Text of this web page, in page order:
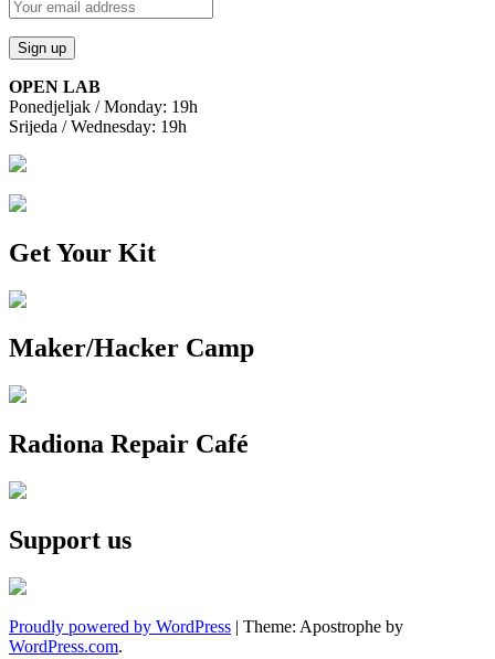
OPEN LAB
Ponedjeljak / Monday: 19h
Srijeda / Wednesday: 19h
Get Your Kit
Maker/Hacker Camp
Radiona Repair Café
Support us
Proudly powered by WordPress | Theme: Apostrophe by
WordPress.com.